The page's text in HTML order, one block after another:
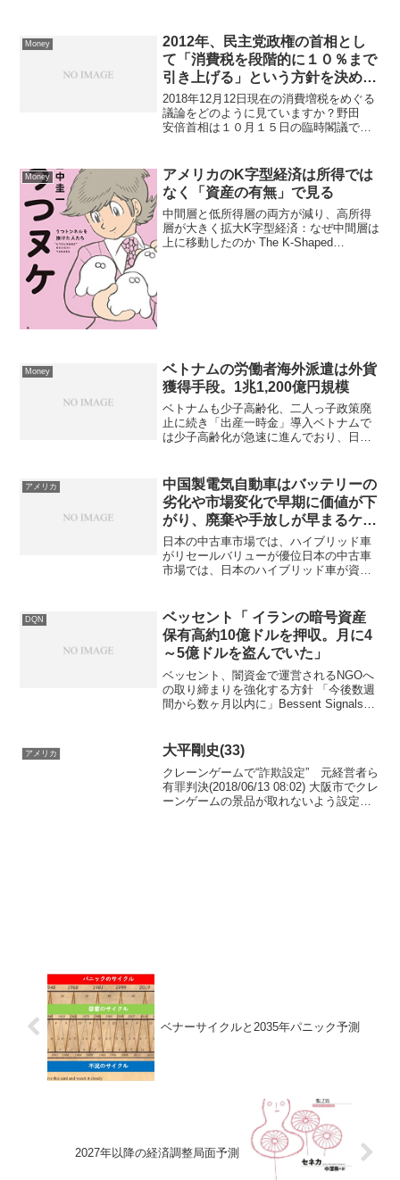
Money
2012年、民主党政権の首相とし
て「消費税を段階的に１０％まで
引き上げる」という方針を決め
た”立役者”である野田佳彦
2018年12月12日現在の消費増税をめぐる
議論をどのように見ていますか？野田
安倍首相は１０月１５日の臨時閣議で来
が本当にそれをやるかは別の話です。ご
存じのように安倍...
Money
アメリカのK字型経済は所得では
なく「資産の有無」で見る
中間層と低所得層の両方が減り、高所得
層が大きく拡大K字型経済：なぜ中間層は
上に移動したのか The K-Shaped
Money
ベトナムの労働者海外派遣は外貨
獲得手段。1兆1,200億円規模
ベトナムも少子高齢化、二人っ子政策廃
止に続き「出産一時金」導入ベトナムで
は少子高齢化が急速に進んでおり、日本
まう」という深刻なリスクに直面してい
ます。政府は二人っ子政策を...
アメリカ
中国製電気自動車はバッテリーの
劣化や市場変化で早期に価値が下
がり、廃棄や手放しが早まるケー
スが多い
日本の中古車市場では、ハイブリッド車
がリセールバリューが優位日本の中古車
市場では、日本のハイブリッド車が資産
機関（ガソリン）車は中間的な位置で
す。買取価格を考えると、...
DQN
ベッセント「 イランの暗号資産
保有高約10億ドルを押収。月に4
～5億ドルを盗んでいた」
ベッセント、闇資金で運営されるNGOへ
の取り締まりを強化する方針 「今後数週
間から数ヶ月以内に」Bessent Signals
アメリカ 大平剛史(33)
クレーンゲームで“詐欺設定” 元経営者ら
有罪判決(2018/06/13 08:02) 大阪市でクレ
ーンゲームの景品が取れないよう設定
ベナーサイクルと2035年パニック予測
2027年以降の経済調整局面予測